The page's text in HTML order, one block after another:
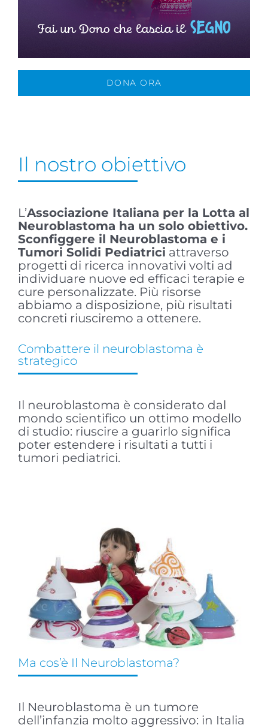
DONA ORA
Il nostro obiettivo
L’Associazione Italiana per la Lotta al
Neuroblastoma ha un solo obiettivo.
Sconfiggere il Neuroblastoma e i
Tumori Solidi Pediatrici attraverso
progetti di ricerca innovativi volti ad
individuare nuove ed efficaci terapie e
cure personalizzate. Più risorse
abbiamo a disposizione, più risultati
concreti riusciremo a ottenere.
Combattere il neuroblastoma è
strategico
Il neuroblastoma è considerato dal
mondo scientifico un ottimo modello
di studio: riuscire a guarirlo significa
poter estendere i risultati a tutti i
tumori pediatrici.
Ma cos’è Il Neuroblastoma?
Il Neuroblastoma è un tumore
dell’infanzia molto aggressivo: in Italia